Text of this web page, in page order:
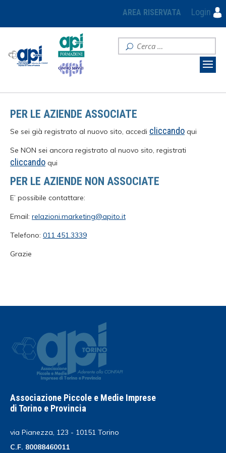
AREA RISERVATA Login
PER LE AZIENDE ASSOCIATE
Se sei già registrato al nuovo sito, accedi cliccando qui
Se NON sei ancora registrato al nuovo sito, registrati
cliccando qui
PER LE AZIENDE NON ASSOCIATE
E’ possibile contattare:
Email: relazioni.marketing@apito.it
Telefono: 011 451.3339
Grazie
Associazione Piccole e Medie Imprese
di Torino e Provincia
via Pianezza, 123 - 10151 Torino
C.F. 80088460011